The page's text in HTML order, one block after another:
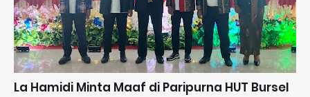
La Hamidi Minta Maaf di Paripurna HUT Bursel